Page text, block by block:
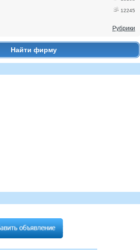
12245
Рубрики
Найти фирму